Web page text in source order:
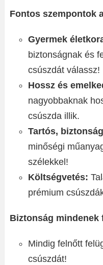
Fontos szempontok
Gyermek
biztonságnak és
csúszdát válassz!
Hossz és
nagyobbaknak
csúszda illik.
Tartós,
minőségi
szélekkel!
Költségvetés:
prémium
Biztonság mindenek
Mindig felnőtt
csúszdát!